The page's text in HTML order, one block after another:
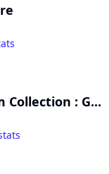
Collection : G...